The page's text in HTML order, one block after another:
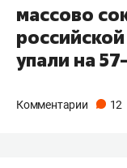
массово
упали на
Комментарии 12